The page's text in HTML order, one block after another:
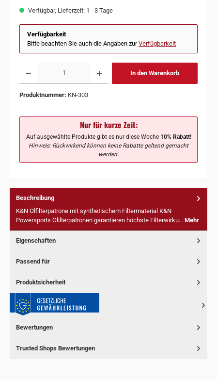
Verfügbar, Lieferzeit: 1 - 3 Tage
Verfügbarkeit
Bitte beachten Sie auch die Angaben zurVerfügbarkeit
In den Warenkorb
Produktnummer: KN-303
Nur für kurze Zeit:
Auf ausgewählte Produkte gibt es nur diese Woche10% Rabatt!
Hinweis: Rückwirkend können keine Rabatte geltend gemacht
werden!
Beschreibung
K&N Ölfilterpatrone mit synthetischem Filtermaterial K&N
Powersports Ölilterpatronen garantieren höchste Filterwirku… Mehr
Eigenschaften
Passend für
Produktsicherheit
Bewertungen
Trusted Shops Bewertungen